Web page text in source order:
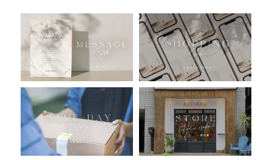
おすすめ商品
バルーン自動販売機
浮くバルーンオーダーメイド - coming soonn -
卓上バルーンオーダーメイド
ムーンリットバルーンについて
その他オーダーメイド